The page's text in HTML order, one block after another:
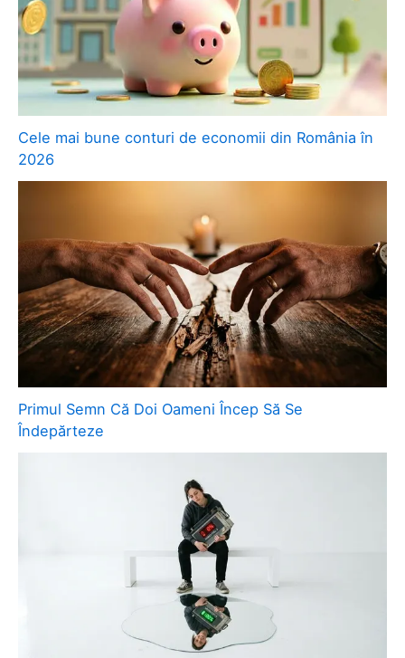
Cele mai bune conturi de economii din România în
2026
Primul Semn Că Doi Oameni Încep Să Se
Îndepărteze